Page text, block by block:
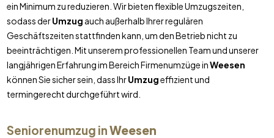
ein Minimum zu reduzieren. Wir bieten flexible Umzugszeiten,
sodass derUmzug auch außerhalb Ihrer regulären
Geschäftszeiten stattfinden kann, um den Betrieb nicht zu
beeinträchtigen. Mit unserem professionellen Team und unserer
langjährigen Erfahrung im Bereich Firmenumzüge inWeesen
können Sie sicher sein, dass IhrUmzugeffizient und
termingerecht durchgeführt wird.
Seniorenumzug inWeesen